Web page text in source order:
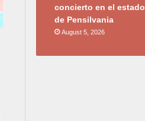
concierto en el estado
de Pensilvania
August 5, 2026